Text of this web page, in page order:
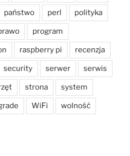
państwo perl polityka
program
raspberry pi recenzja
security serwer serwis
strona system
WiFi wolność